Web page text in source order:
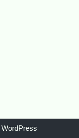
WordPress